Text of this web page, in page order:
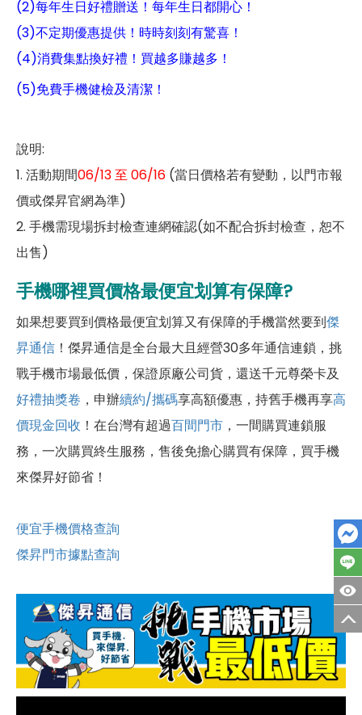
(2)每年生日好禮贈送！每年生日都開心！
(3)不定期優惠提供！時時刻刻有驚喜！
(4)消費集點換好禮！買越多賺越多！
(5)免費手機健檢及清潔！
說明:
1. 活動期間06/13 至 06/16 (當日價格若有變動，以門市報
價或傑昇官網為準)
2. 手機需現場拆封檢查連網確認(如不配合拆封檢查，恕不
出售)
手機哪裡買價格最便宜划算有保障?
如果想要買到價格最便宜划算又有保障的手機當然要到傑
昇通信 ！傑昇通信是全台最大且經營30多年通信連鎖，挑
戰手機市場最低價，保證原廠公司貨，還送千元尊榮卡及
好禮抽獎卷 ，申辦續約/攜碼享高額優惠，持舊手機再享高
價現金回收 ！在台灣有超過百間門市 ，一間購買連鎖服
務，一次購買終生服務，售後免擔心購買有保障，買手機
來傑昇好節省！
便宜手機價格查詢
傑昇門市據點查詢